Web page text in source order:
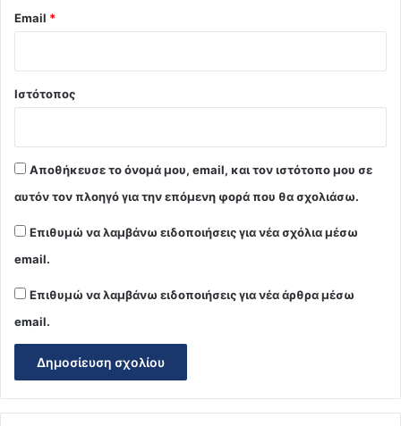
Email *
Ιστότοπος
Αποθήκευσε το όνομά μου, email, και τον ιστότοπο μου σε
αυτόν τον πλοηγό για την επόμενη φορά που θα σχολιάσω.
Επιθυμώ να λαμβάνω ειδοποιήσεις για νέα σχόλια μέσω
email.
Επιθυμώ να λαμβάνω ειδοποιήσεις για νέα άρθρα μέσω
email.